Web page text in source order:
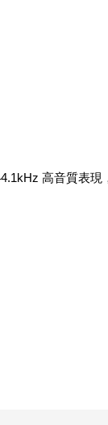
高音質表現